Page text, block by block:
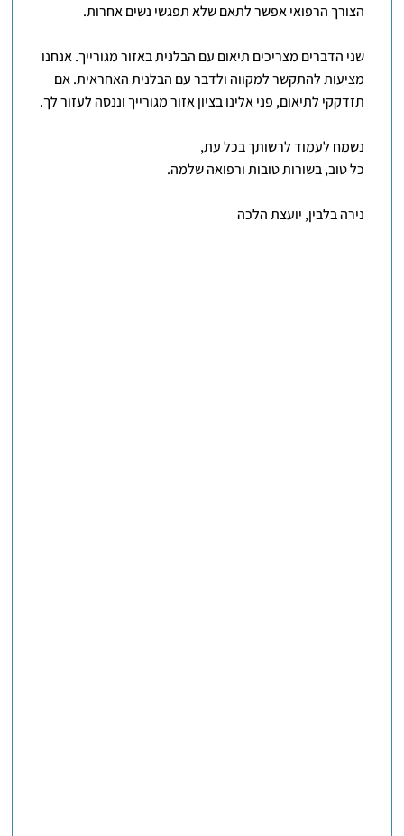
הצורך הרפואי אפשר לתאם שלא תפגשי נשים אחרות.
שני הדברים מצריכים תיאום עם הבלנית באזור מגורייך. אנחנו
מציעות להתקשר למקווה ולדבר עם הבלנית האחראית. אם
תזדקקי לתיאום, פני אלינו בציון אזור מגורייך וננסה לעזור לך.
נשמח לעמוד לרשותך בכל עת,
כל טוב, בשורות טובות ורפואה שלמה.
נירה בלבין, יועצת הלכה